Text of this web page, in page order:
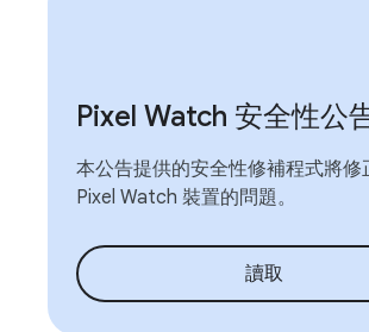
Pixel Watch 安全性公
本公告提供的安全性修補程式將修
Pixel Watch 裝置的問題。
讀取